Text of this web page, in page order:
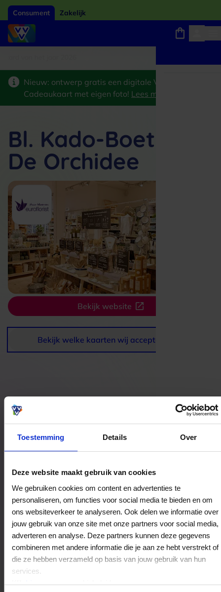
Toestemming Details Over
Deze website maakt gebruik van cookies
We gebruiken cookies om content en advertenties te
personaliseren, om functies voor social media te bieden en om
ons websiteverkeer te analyseren. Ook delen we informatie over
jouw gebruik van onze site met onze partners voor social media,
adverteren en analyse. Deze partners kunnen deze gegevens
combineren met andere informatie die je aan ze hebt verstrekt of
die ze hebben verzameld op basis van jouw gebruik van hun
services.
Klikhiervoor ons cookiebeleid.
Consument Zakelijk
Nieuw: ontwerp gratis een digitale VVV
Cadeaukaart met eigen foto! Lees meer
Bekijk website
Bl. Kado-Boetiek
De Orchidee
Bekijk welke kaarten wij accepteren
Bestedingslocaties
Bl. Kado-Boetiek De Orchidee
Piet Heinplein 10
2712KC Zoetermeer
Veelgestelde Vragen
Hoelang blijft mijn saldo geldig?